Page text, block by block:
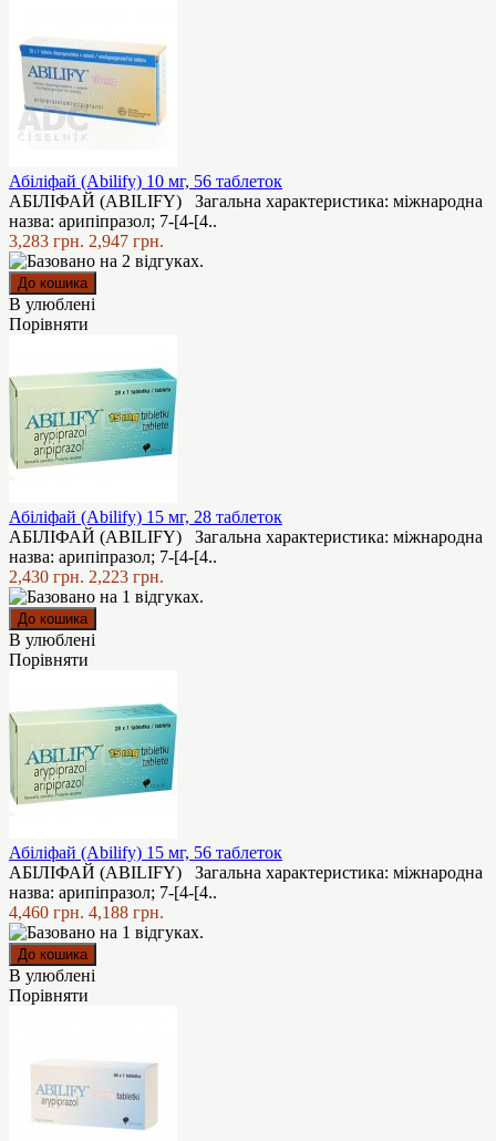
Абіліфай (Abilify) 10 мг, 56 таблеток
АБІЛІФАЙ (ABILIFY) Загальна характеристика: міжнародна
назва: арипіпразол; 7-[4-[4..
3,283 грн. 2,947 грн.
В улюблені
Порівняти
Абіліфай (Abilify) 15 мг, 28 таблеток
АБІЛІФАЙ (ABILIFY) Загальна характеристика: міжнародна
назва: арипіпразол; 7-[4-[4..
2,430 грн. 2,223 грн.
В улюблені
Порівняти
Абіліфай (Abilify) 15 мг, 56 таблеток
АБІЛІФАЙ (ABILIFY) Загальна характеристика: міжнародна
назва: арипіпразол; 7-[4-[4..
4,460 грн. 4,188 грн.
В улюблені
Порівняти